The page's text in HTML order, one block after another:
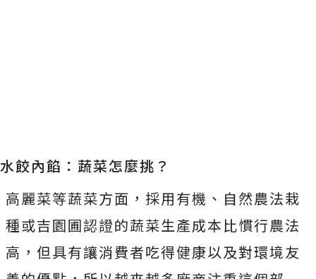
水餃內餡：蔬菜怎麼挑？
高麗菜等蔬菜方面，採用有機、自然農法栽
種或吉園圃認證的蔬菜生產成本比慣行農法
高，但具有讓消費者吃得健康以及對環境友